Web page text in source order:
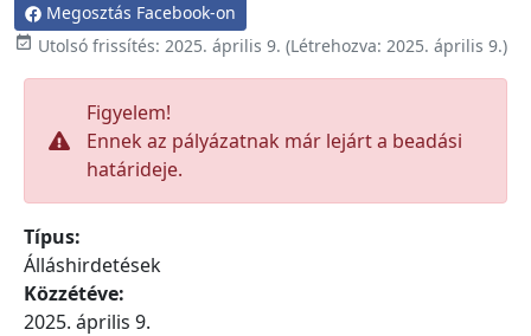
Megosztás Facebook-on
 Utolsó frissítés: 2025. április 9. (Létrehozva: 2025. április 9.)
Figyelem!
Ennek az pályázatnak már lejárt a beadási
határideje.
Típus:
Álláshirdetések
Közzétéve:
2025. április 9.